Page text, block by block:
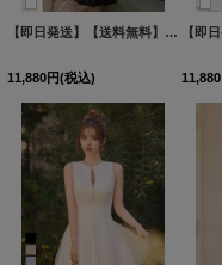
【即日発送】【送料無料】新色登場！フロントジップ/ノースリーブ/フレア/Aライン/ドッキング/チュール/ストレッチ/無地/ミニドレス/キャバドレス【XS-Lサイズ/5カラー】[OF03]【YN】dzquBF
11,880円(税込) 11,880